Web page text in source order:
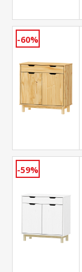
-60%
-59%